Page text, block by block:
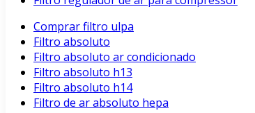
Comprar filtro ulpa
Filtro absoluto
Filtro absoluto ar condicionado
Filtro absoluto h13
Filtro absoluto h14
Filtro de ar absoluto hepa